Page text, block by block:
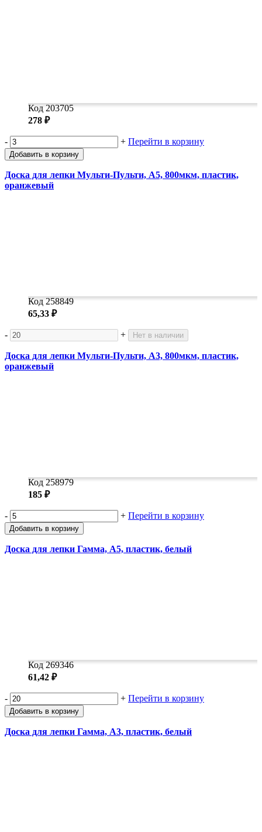
Код 203705
278 ₽
- + Перейти в корзину
Добавить в корзину
Доска для лепки Мульти-Пульти, А5, 800мкм, пластик,
оранжевый
Код 258849
65,33 ₽
- + Нет в наличии
Доска для лепки Мульти-Пульти, А3, 800мкм, пластик,
оранжевый
Код 258979
185 ₽
- + Перейти в корзину
Добавить в корзину
Доска для лепки Гамма, А5, пластик, белый
Код 269346
61,42 ₽
- + Перейти в корзину
Добавить в корзину
Доска для лепки Гамма, А3, пластик, белый